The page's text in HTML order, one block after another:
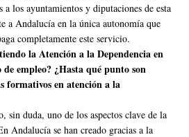
los ayuntamientos y diputaciones de esta
a Andalucía en la única autonomía que
completamente este servicio.
la Atención a la Dependencia en
empleo? ¿Hasta qué punto son
formativos en atención a la
sin duda, uno de los aspectos clave de la
Andalucía se han creado gracias a la